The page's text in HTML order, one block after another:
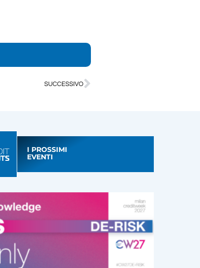
SUCCESSIVO
I PROSSIMI
EVENTI